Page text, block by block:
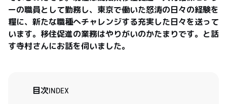
ーの職員として勤務し、東京で働いた怒涛の日々の経験を
糧に、新たな職種へチャレンジする充実した日々を送って
います。移住促進の業務はやりがいのかたまりです。と話
目次INDEX